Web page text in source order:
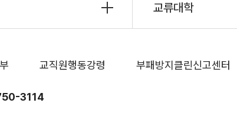
교류대학
교직원행동강령 부패방지클린신고센터
3114